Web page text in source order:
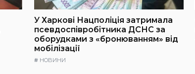
У Харкові Нацполіція затримала
псевдоспівробітника ДСНС за
оборудками з «бронюванням» від
мобілізації
# НОВИНИ